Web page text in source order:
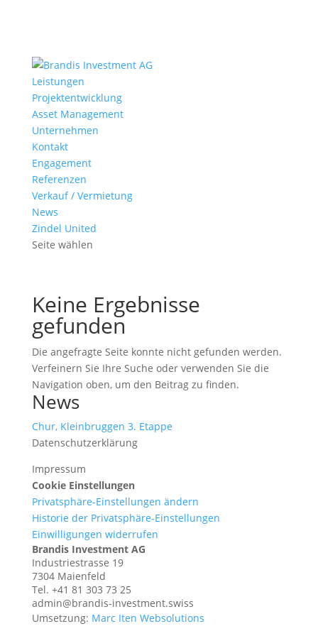
Leistungen
Projektentwicklung
Asset Management
Unternehmen
Kontakt
Engagement
Referenzen
Verkauf / Vermietung
News
Zindel United
Seite wählen
Keine Ergebnisse
gefunden
Die angefragte Seite konnte nicht gefunden werden.
Verfeinern Sie Ihre Suche oder verwenden Sie die
Navigation oben, um den Beitrag zu finden.
News
Chur, Kleinbruggen 3. Etappe
Datenschutzerklärung
Impressum
Cookie Einstellungen
Privatsphäre-Einstellungen ändern
Historie der Privatsphäre-Einstellungen
Einwilligungen widerrufen
Brandis Investment AG
Industriestrasse 19
7304 Maienfeld
Tel. +41 81 303 73 25
admin@brandis-investment.swiss
Umsetzung: Marc Iten Websolutions